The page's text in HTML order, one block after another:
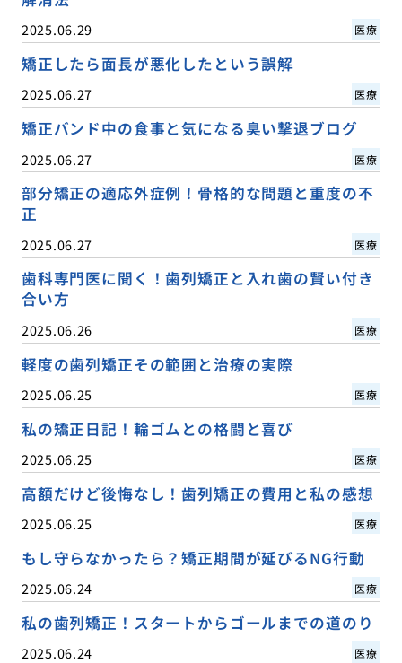
2025.06.29 医療
矯正したら面長が悪化したという誤解
2025.06.27 医療
矯正バンド中の食事と気になる臭い撃退ブログ
2025.06.27 医療
部分矯正の適応外症例！骨格的な問題と重度の不
正
2025.06.27 医療
歯科専門医に聞く！歯列矯正と入れ歯の賢い付き
合い方
2025.06.26 医療
軽度の歯列矯正その範囲と治療の実際
2025.06.25 医療
私の矯正日記！輪ゴムとの格闘と喜び
2025.06.25 医療
高額だけど後悔なし！歯列矯正の費用と私の感想
2025.06.25 医療
もし守らなかったら？矯正期間が延びるNG行動
2025.06.24 医療
私の歯列矯正！スタートからゴールまでの道のり
2025.06.24 医療